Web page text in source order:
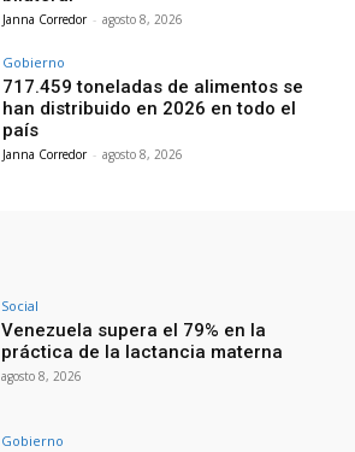
Janna Corredor - agosto 8, 2026
Gobierno
717.459 toneladas de alimentos se
han distribuido en 2026 en todo el
país
Janna Corredor - agosto 8, 2026
Social
Venezuela supera el 79% en la
práctica de la lactancia materna
agosto 8, 2026
Gobierno